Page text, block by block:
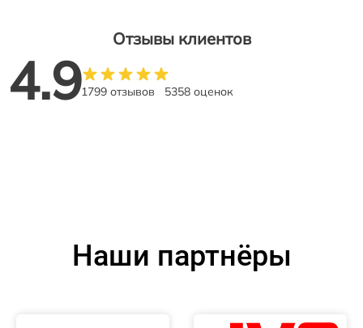
Отзывы клиентов
4.91799 отзывов 5358 оценок
Наши партнёры